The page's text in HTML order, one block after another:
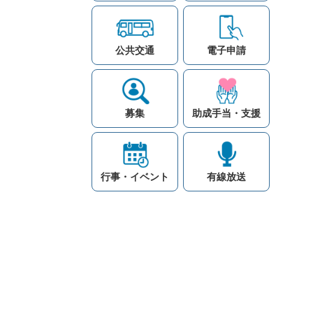
公共交通 電子申請
募集 助成手当・支援
行事・イベント 有線放送